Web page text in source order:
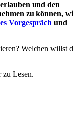
und den
zu können,
Vorgespräch und
Welchen willst
zu Lesen.